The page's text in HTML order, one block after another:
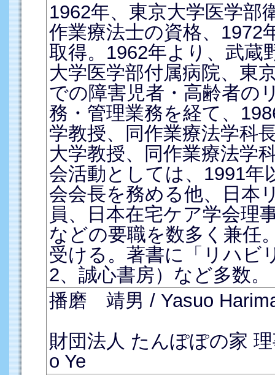
1962年、東京大学医学部
作業療法士の資格、1972
取得。1962年より、武蔵
大学医学部付属病院、東
での障害児者・高齢者の
務・管理業務を経て、
学教授、同作業療法学科
大学教授、同作業療法学
会活動としては、1991年
会会長を務める他、日本
員、日本在宅ケア学会理
などの要職を数多く兼任
受ける。著書に「リハビ
2、誠心書房）など多数。
播磨 靖男 / Yasuo
財団法人 たんぽぽの家
o Ye